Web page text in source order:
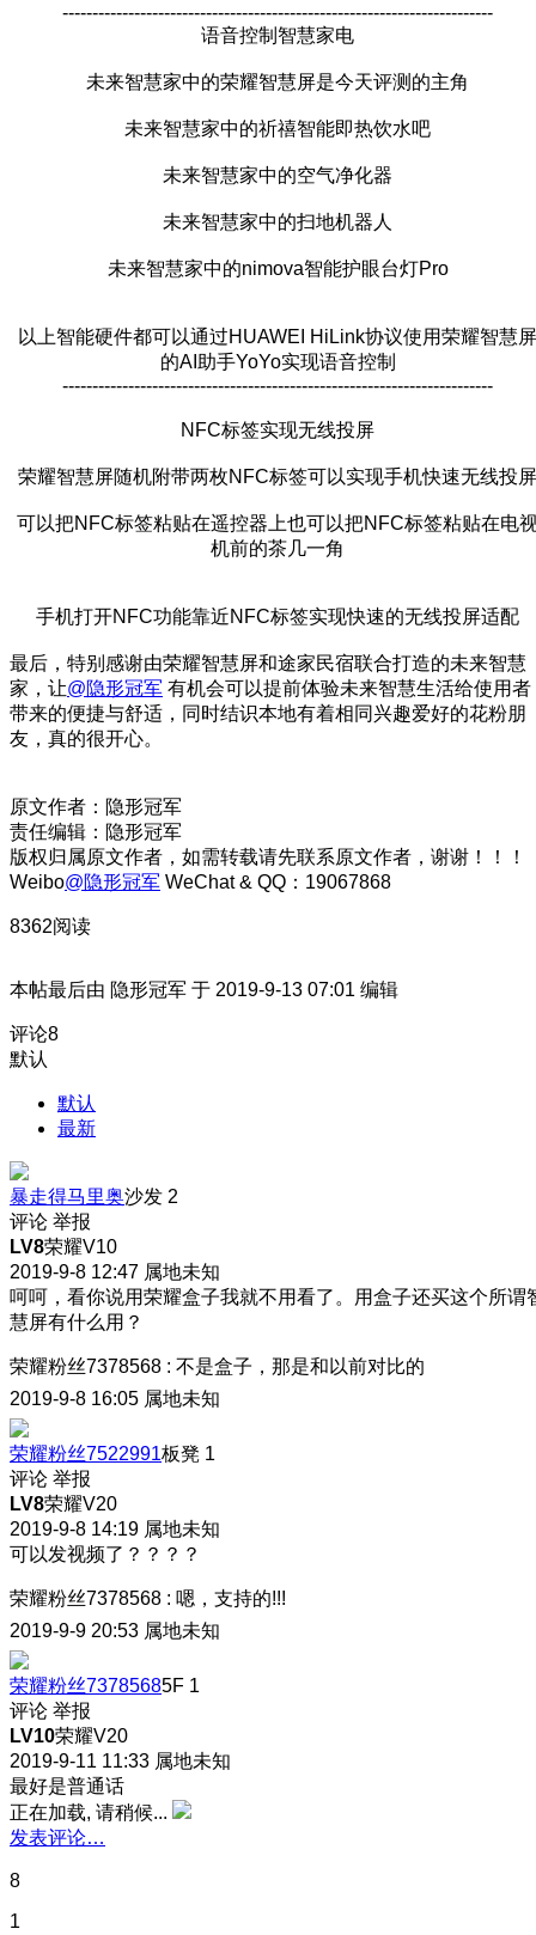
------------------------------------------------------------------------
语音控制智慧家电
未来智慧家中的荣耀智慧屏是今天评测的主角
未来智慧家中的祈禧智能即热饮水吧
未来智慧家中的空气净化器
未来智慧家中的扫地机器人
未来智慧家中的nimova智能护眼台灯Pro
以上智能硬件都可以通过HUAWEI HiLink协议使用荣耀智慧屏
的AI助手YoYo实现语音控制
------------------------------------------------------------------------
NFC标签实现无线投屏
荣耀智慧屏随机附带两枚NFC标签可以实现手机快速无线投屏
可以把NFC标签粘贴在遥控器上也可以把NFC标签粘贴在电
机前的茶几一角
手机打开NFC功能靠近NFC标签实现快速的无线投屏适配
最后，特别感谢由荣耀智慧屏和途家民宿联合打造的未来智慧
家，让@隐形冠军 有机会可以提前体验未来智慧生活给使用者
带来的便捷与舒适，同时结识本地有着相同兴趣爱好的花粉朋
友，真的很开心。
原文作者：隐形冠军
责任编辑：隐形冠军
版权归属原文作者，如需转载请先联系原文作者，谢谢！！！
Weibo@隐形冠军 WeChat & QQ：19067868
8362阅读
本帖最后由 隐形冠军 于 2019-9-13 07:01 编辑
评论8
默认
默认
最新
暴走得马里奥沙发 2
评论 举报
LV8荣耀V10
2019-9-8 12:47 属地未知
呵呵，看你说用荣耀盒子我就不用看了。用盒子还买这个所谓
慧屏有什么用？
荣耀粉丝7378568 : 不是盒子，那是和以前对比的
2019-9-8 16:05 属地未知
荣耀粉丝7522991板凳 1
评论 举报
LV8荣耀V20
2019-9-8 14:19 属地未知
可以发视频了？？？？
荣耀粉丝7378568 : 嗯，支持的!!!
2019-9-9 20:53 属地未知
荣耀粉丝73785685F 1
评论 举报
LV10荣耀V20
2019-9-11 11:33 属地未知
最好是普通话
正在加载, 请稍候...
发表评论…
8
1